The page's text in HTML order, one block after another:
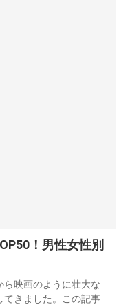
！男性女性別
映画のように壮大な
てきました。この記事